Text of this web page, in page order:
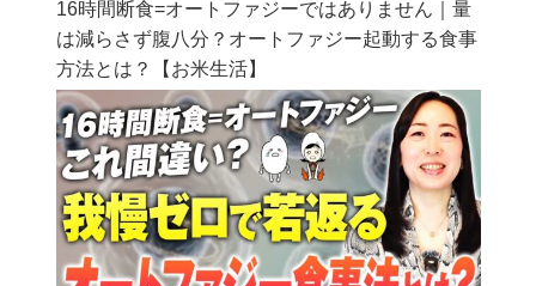
16時間断食=オートファジーではありません｜量
は減らさず腹八分？オートファジー起動する食事
方法とは？【お米生活】